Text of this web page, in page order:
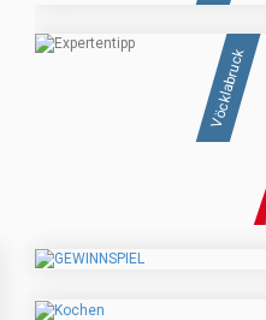
Vöcklabruck